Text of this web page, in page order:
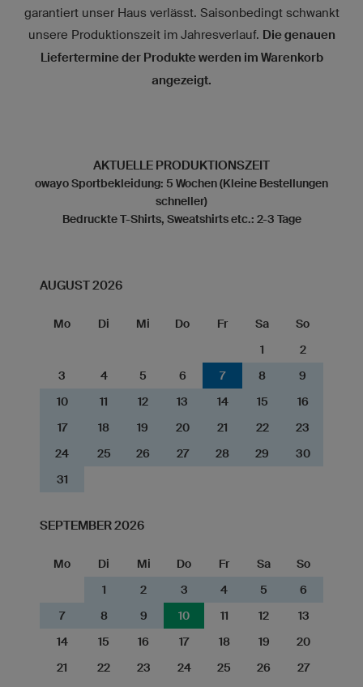
garantiert unser Haus verlässt. Saisonbedingt schwankt
unsere Produktionszeit im Jahresverlauf. Die genauen
Liefertermine der Produkte werden im Warenkorb
angezeigt.
AKTUELLE PRODUKTIONSZEIT
owayo Sportbekleidung: 5 Wochen (Kleine Bestellungen
schneller)
Bedruckte T-Shirts, Sweatshirts etc.: 2-3 Tage
AUGUST 2026
Mo Di Mi Do Fr Sa
So
1
2
3
4 5 6 7 8
9
10
11 12 13 14 15
16
17
18 19 20 21 22
23
24
25 26 27 28 29
30
31
SEPTEMBER 2026
Mo Di Mi Do Fr Sa
So
1
2 3 4 5
6
7
8 9 10 11 12
13
14
15 16 17 18 19
20
21
22 23 24 25 26
27